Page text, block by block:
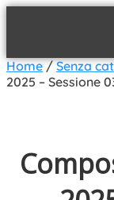
Home/Senza
2025 – Sessione